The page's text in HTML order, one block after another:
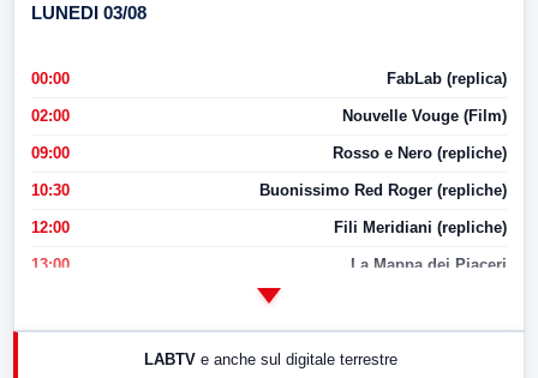
LUNEDI 03/08
00:00 FabLab (replica)
02:00 Nouvelle Vouge (Film)
09:00 Rosso e Nero (repliche)
10:30 Buonissimo Red Roger (repliche)
12:00 Fili Meridiani (repliche)
13:00 La Mappa dei Piaceri
LABTV e anche sul digitale terrestre